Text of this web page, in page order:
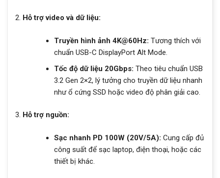
Hỗ trợ video và dữ liệu:
Truyền hình ảnh 4K@60Hz: Tương thích với
chuẩn USB-C DisplayPort Alt Mode.
Tốc độ dữ liệu 20Gbps: Theo tiêu chuẩn USB
3.2 Gen 2×2, lý tưởng cho truyền dữ liệu nhanh
như ổ cứng SSD hoặc video độ phân giải cao.
Hỗ trợ nguồn:
Sạc nhanh PD 100W (20V/5A): Cung cấp đủ
công suất để sạc laptop, điện thoại, hoặc các
thiết bị khác.